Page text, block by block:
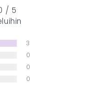
/ 5
3
0
0
0